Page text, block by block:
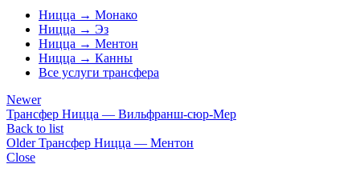
Ницца → Монако
Ницца → Эз
Ницца → Ментон
Ницца → Канны
Все услуги трансфера
Newer
Трансфер Ницца — Вильфранш-сюр-Мер
Back to list
Older Трансфер Ницца — Ментон
Close